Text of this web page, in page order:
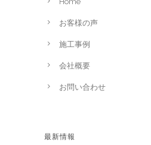
お客様の声
施工事例
会社概要
お問い合わせ
最新情報